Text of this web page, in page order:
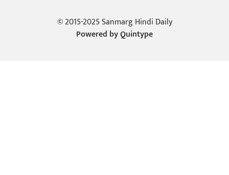
© 2015-2025 Sanmarg Hindi Daily
Powered byQuintype